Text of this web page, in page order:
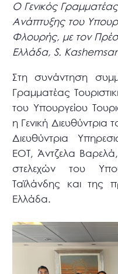
Ο Γενικός Γραμματέας
Ανάπτυξης του
Φλουρής, με τον
Ελλάδα, S.
Στη συνάντηση
Γραμματέας
του Υπουργείου
η Γενική
Διευθύντρια
ΕΟΤ, Άντζελα
στελεχών του
Ταϊλάνδης και της
Ελλάδα.